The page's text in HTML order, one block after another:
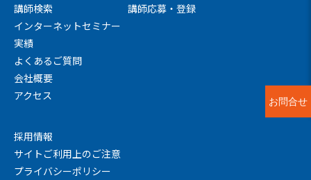
講師検索
インターネットセミナー
実績
よくあるご質問
会社概要
アクセス
講師応募・登録
採用情報
サイトご利用上のご注意
プライバシーポリシー
お問合せ